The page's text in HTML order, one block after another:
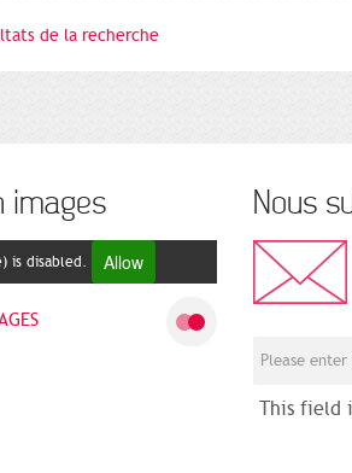
de la recherche
images
is disabled. Allow
Nous
This field